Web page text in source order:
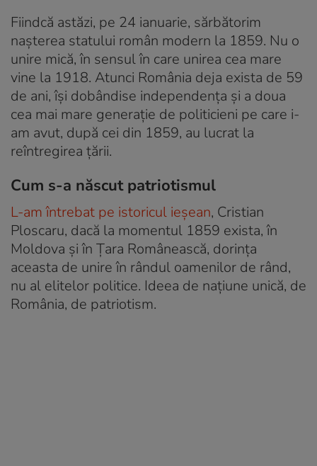
Fiindcă astăzi, pe 24 ianuarie, sărbătorim
nașterea statului român modern la 1859. Nu o
unire mică, în sensul în care unirea cea mare
vine la 1918. Atunci România deja exista de 59
de ani, își dobândise independența și a doua
cea mai mare generație de politicieni pe care i-
am avut, după cei din 1859, au lucrat la
reîntregirea țării.
Cum s-a născut patriotismul
L-am întrebat pe istoricul ieșean, Cristian
Ploscaru, dacă la momentul 1859 exista, în
Moldova și în Țara Românească, dorința
aceasta de unire în rândul oamenilor de rând,
nu al elitelor politice. Ideea de națiune unică, de
România, de patriotism.